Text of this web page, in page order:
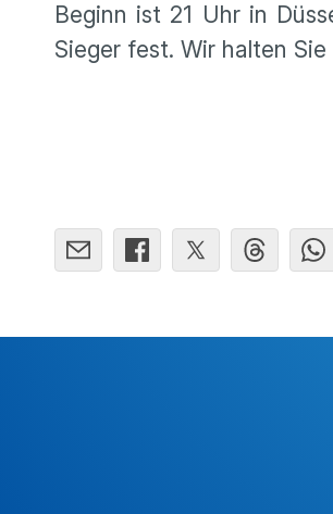
Beginn ist 21 Uhr in
Sieger fest. Wir halten